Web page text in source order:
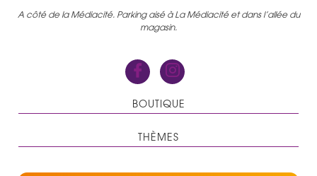
A côté de la Médiacité. Parking aisé à La Médiacité et dans l’allée du
magasin.
BOUTIQUE
THÈMES